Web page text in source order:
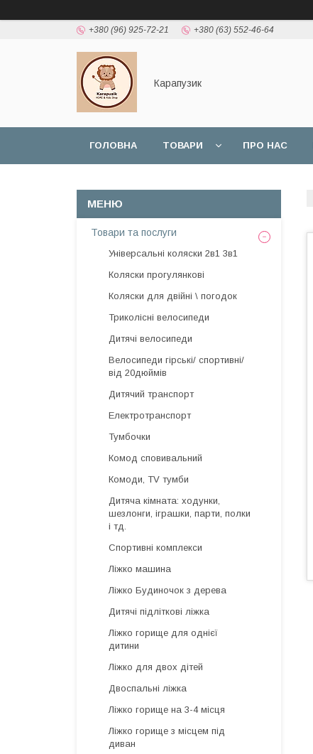
+380 (96) 925-72-21 +380 (63) 552-46-64
Карапузик
ГОЛОВНА ТОВАРИ ПРО НАС
Товари та послуги
Універсальні коляски 2в1 3в1
Коляски прогулянкові
Коляски для двійні \ погодок
Триколісні велосипеди
Дитячі велосипеди
Велосипеди гірські/ спортивні/
від 20дюймів
Дитячий транспорт
Електротранспорт
Тумбочки
Комод сповивальний
Комоди, TV тумби
Дитяча кімната: ходунки,
шезлонги, іграшки, парти, полки
і тд.
Спортивні комплекси
Ліжко машина
Ліжко Будиночок з дерева
Дитячі підліткові ліжка
Ліжко горище для однієї
дитини
Ліжко для двох дітей
Двоспальні ліжка
Ліжко горище на 3-4 місця
Ліжко горище з місцем під
диван